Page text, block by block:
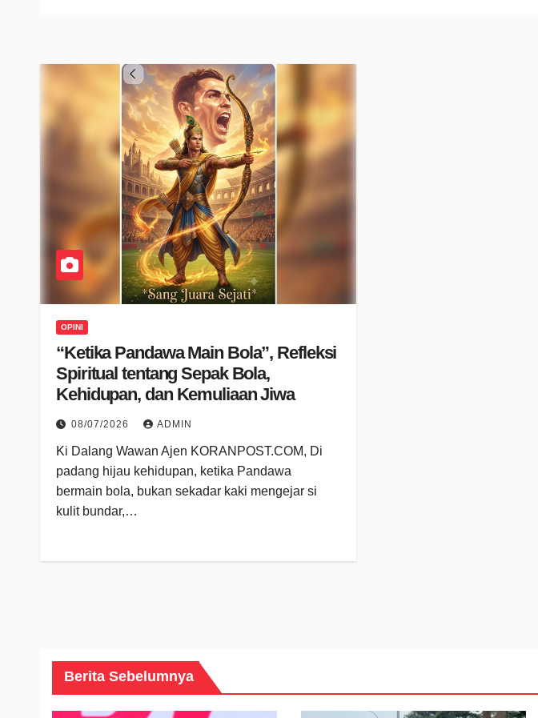
OPINI
“Ketika Pandawa Main Bola”, Refleksi
Spiritual tentang Sepak Bola,
Kehidupan, dan Kemuliaan Jiwa
08/07/2026 ADMIN
Ki Dalang Wawan Ajen KORANPOST.COM, Di
padang hijau kehidupan, ketika Pandawa
bermain bola, bukan sekadar kaki mengejar si
kulit bundar,…
Berita Sebelumnya